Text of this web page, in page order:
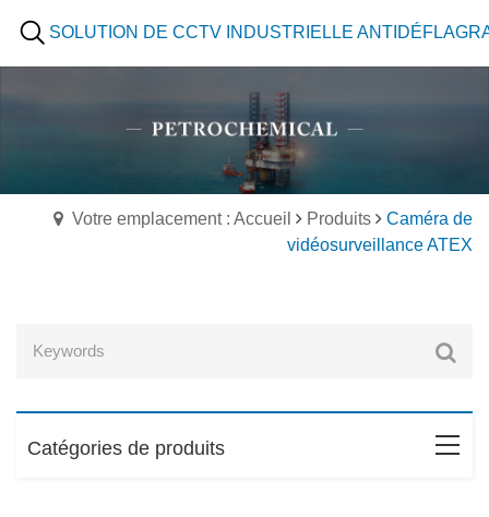
SOLUTION DE CCTV INDUSTRIELLE
Votre emplacement : Accueil Produits
Caméra de
vidéosurveillance ATEX
Catégories de produits